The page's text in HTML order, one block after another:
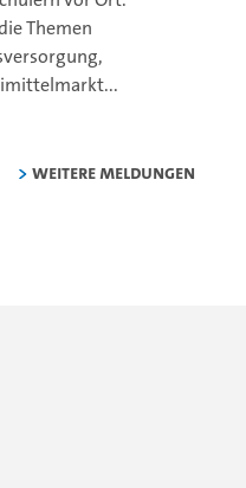
Themen
weitere Meldungen